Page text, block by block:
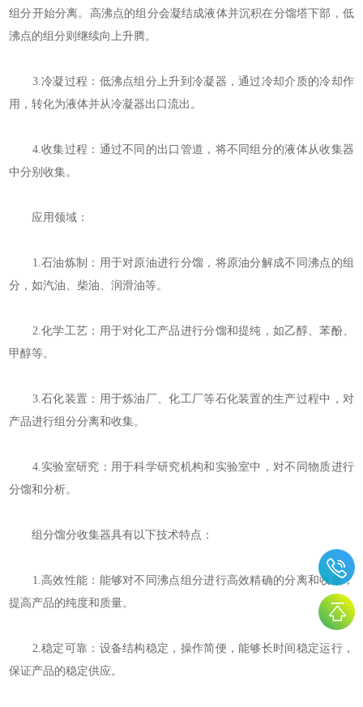
组分开始分离。高沸点的组分会凝结成液体并沉积在分馏塔下部，低
沸点的组分则继续向上升腾。
3.冷凝过程：低沸点组分上升到冷凝器，通过冷却介质的冷却作
用，转化为液体并从冷凝器出口流出。
4.收集过程：通过不同的出口管道，将不同组分的液体从收集器
中分别收集。
应用领域：
1.石油炼制：用于对原油进行分馏，将原油分解成不同沸点的组
分，如汽油、柴油、润滑油等。
2.化学工艺：用于对化工产品进行分馏和提纯，如乙醇、苯酚、
甲醇等。
3.石化装置：用于炼油厂、化工厂等石化装置的生产过程中，对
产品进行组分分离和收集。
4.实验室研究：用于科学研究机构和实验室中，对不同物质进行
分馏和分析。
组分馏分收集器具有以下技术特点：
1.高效性能：能够对不同沸点组分进行高效精确的分离和收集，
提高产品的纯度和质量。
2.稳定可靠：设备结构稳定，操作简便，能够长时间稳定运行，
保证产品的稳定供应。